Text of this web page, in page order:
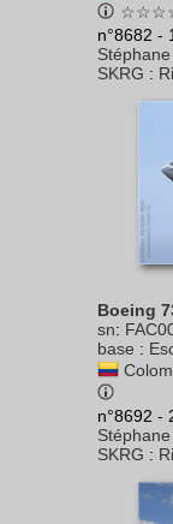
n°8682 -
SKRG :
Boeing
sn:
base :
n°8692 -
SKRG :